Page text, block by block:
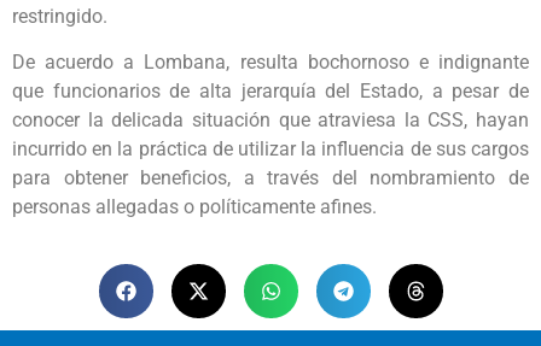
restringido.
De acuerdo a Lombana, resulta bochornoso e indignante
que funcionarios de alta jerarquía del Estado, a pesar de
conocer la delicada situación que atraviesa la CSS, hayan
incurrido en la práctica de utilizar la influencia de sus cargos
para obtener beneficios, a través del nombramiento de
personas allegadas o políticamente afines.